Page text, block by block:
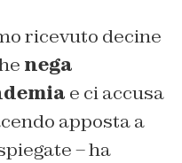
ricevuto decine
nega
e ci accusa
apposta a
– ha